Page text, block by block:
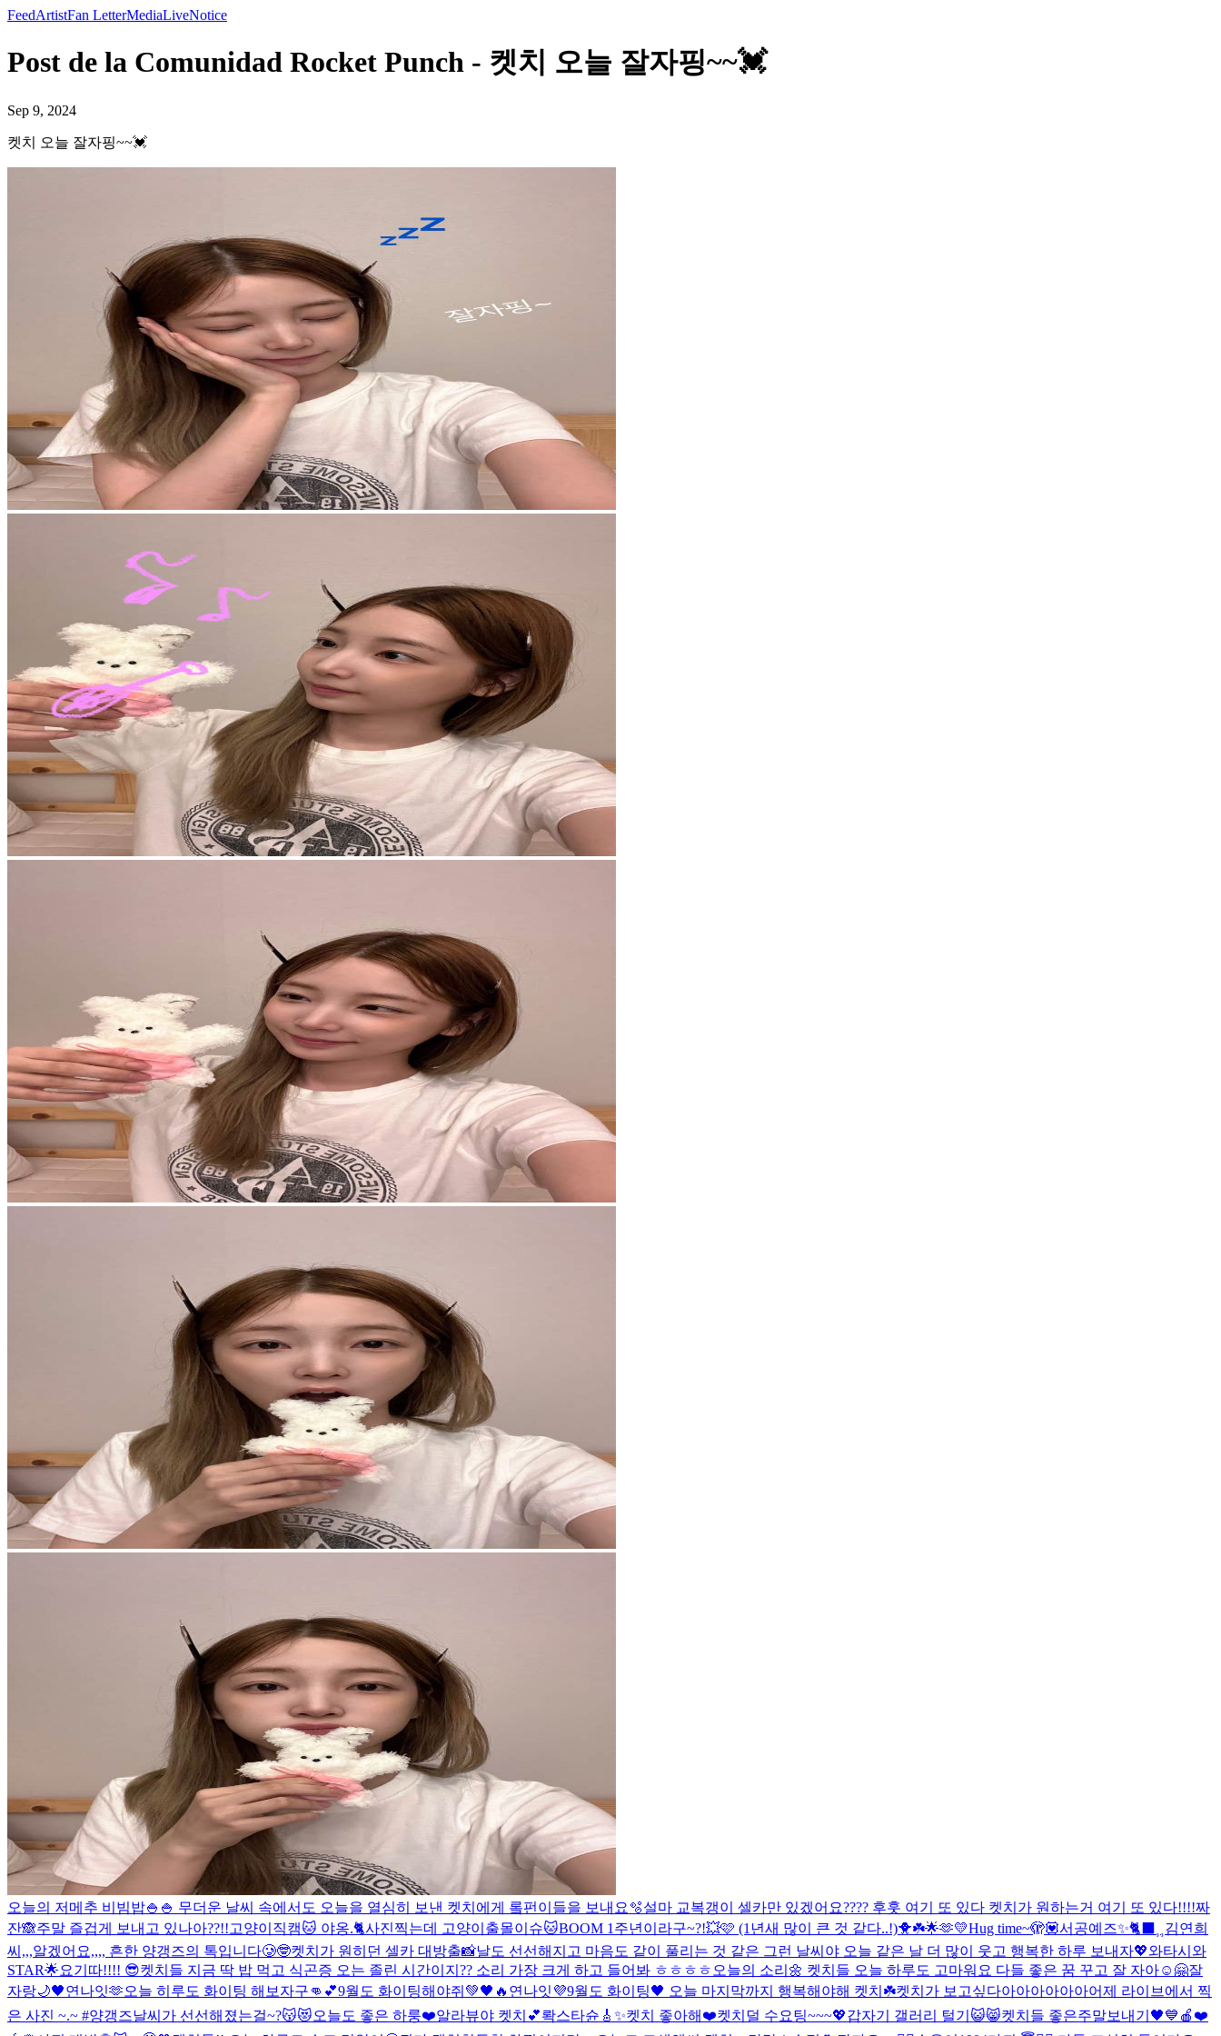
FeedArtistFan LetterMediaLiveNotice
Post de la Comunidad Rocket Punch - 켓치 오늘 잘자핑~~💓
Sep 9, 2024
켓치 오늘 잘자핑~~💓
오늘의 저메추 비빔밥🍚🍚 무더운 날씨 속에서도 오늘을 열심히 보낸 켓치에게 롴펀이들을 보내요🫧설마 교복갱이 셀카만 있겠어요???? 후훗 여기 또 있다 켓치가 원하는거 여기 또 있다!!!!짜
잔🙈주말 즐겁게 보내고 있나아??!!고양이직캠🐱 야옹.🐈사진찍는데 고양이출몰이슈🐱BOOM 1주년이라구~?!💥🩷 (1년새 많이 큰 것 같다..!)🐥☘️🌟🫶💛Hug time~🫣💟서공예즈✨🐈‍⬛⸒⸒ 김연희
씨,,,알겠어요,,,, 흔한 양갱즈의 톡입니다🥲🤓켓치가 원히던 셀카 대방출📸날도 선선해지고 마음도 같이 풀리는 것 같은 그런 날씨야 오늘 같은 날 더 많이 웃고 행복한 하루 보내자💖와타시와
STAR🌟요기따!!!! 😎켓치들 지금 딱 밥 먹고 식곤증 오는 졸린 시간이지?? 소리 가장 크게 하고 들어봐 ㅎㅎㅎㅎ 오늘의 소리🌼 켓치들 오늘 하루도 고마워요 다들 좋은 꿈 꾸고 잘 자아☺🤗잘
자랑🌙🖤연나잇🫶오늘 히루도 화이팅 해보자구👊💕9월도 화이팅해야쥐💚🖤🔥 연나잇💜9월도 화이팅🖤 오늘 마지막까지 행복해야해 켓치☘️켓치가 보고싶다아아아아아아어제 라이브에서 찍
은 사진 ~.~ #양갱즈날씨가 선선해졌는걸~?😽😻오늘도 좋은 하룽❤️알라뷰야 켓치💕롹스타슌🎸✨켓치 좋아해❤️켓치덜 수요팅~~~💖갑자기 갤러리 털기😺😸켓치들 좋은주말보내기🖤💙 🍎❤️